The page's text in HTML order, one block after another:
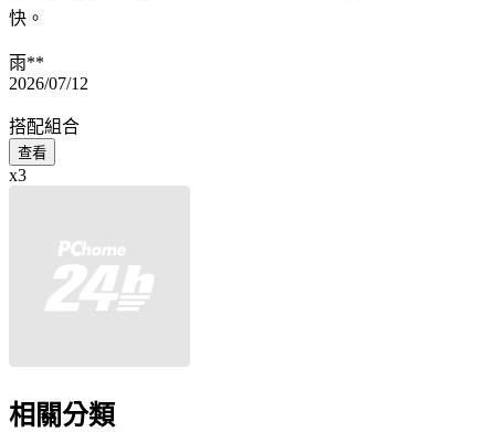
快。
雨**
2026/07/12
搭配組合
查看
x3
相關分類